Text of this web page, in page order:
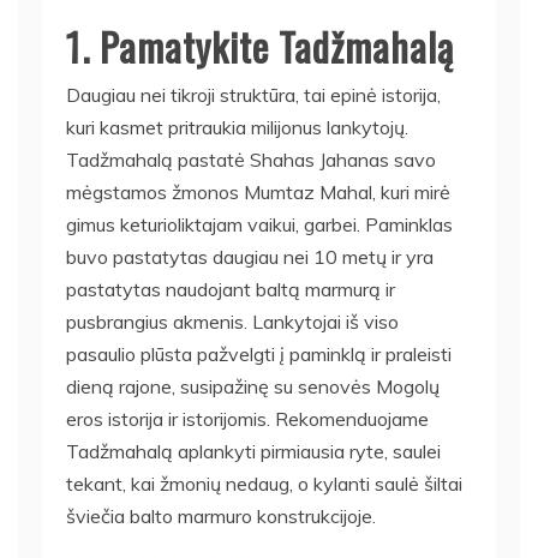
1. Pamatykite Tadžmahalą
Daugiau nei tikroji struktūra, tai epinė istorija,
kuri kasmet pritraukia milijonus lankytojų.
Tadžmahalą pastatė Shahas Jahanas savo
mėgstamos žmonos Mumtaz Mahal, kuri mirė
gimus keturioliktajam vaikui, garbei. Paminklas
buvo pastatytas daugiau nei 10 metų ir yra
pastatytas naudojant baltą marmurą ir
pusbrangius akmenis. Lankytojai iš viso
pasaulio plūsta pažvelgti į paminklą ir praleisti
dieną rajone, susipažinę su senovės Mogolų
eros istorija ir istorijomis. Rekomenduojame
Tadžmahalą aplankyti pirmiausia ryte, saulei
tekant, kai žmonių nedaug, o kylanti saulė šiltai
šviečia balto marmuro konstrukcijoje.